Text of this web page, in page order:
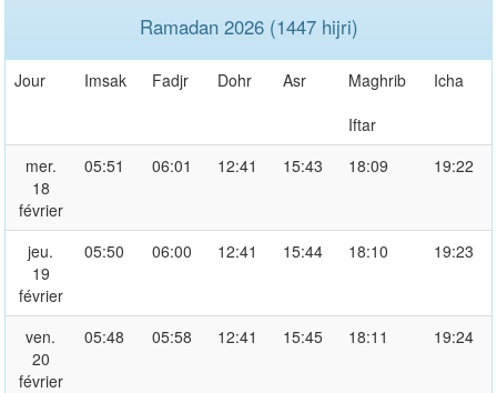
Ramadan 2026 (1447 hijri)
Jour Imsak Fadjr Dohr Asr
Maghrib
Iftar
Icha
mer.
18
février
05:51 06:01 12:41 15:43 18:09 19:22
jeu.
19
février
05:50 06:00 12:41 15:44 18:10 19:23
ven.
20
février
05:48 05:58 12:41 15:45 18:11 19:24